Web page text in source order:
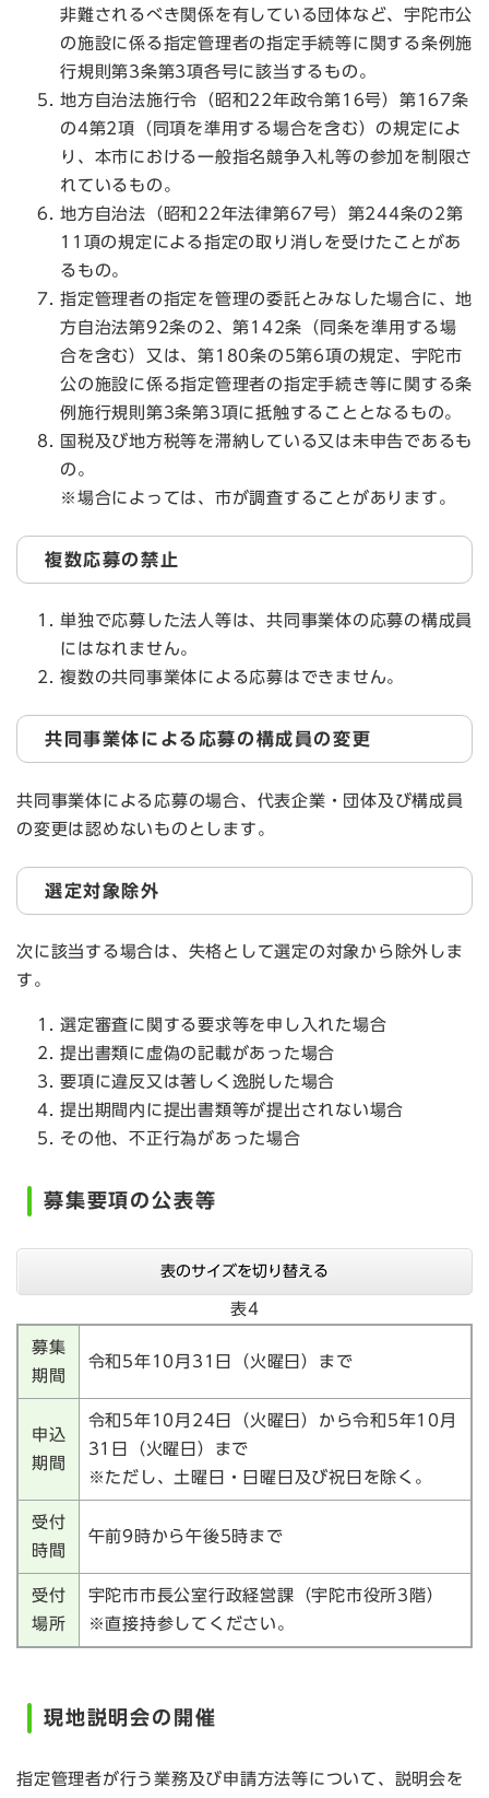
非難されるべき関係を有している団体など、宇陀市公
の施設に係る指定管理者の指定手続等に関する条例施
行規則第3条第3項各号に該当するもの。
地方自治法施行令（昭和22年政令第16号）第167条
の4第2項（同項を準用する場合を含む）の規定によ
り、本市における一般指名競争入札等の参加を制限さ
れているもの。
地方自治法（昭和22年法律第67号）第244条の2第
11項の規定による指定の取り消しを受けたことがあ
るもの。
指定管理者の指定を管理の委託とみなした場合に、地
方自治法第92条の2、第142条（同条を準用する場
合を含む）又は、第180条の5第6項の規定、宇陀市
公の施設に係る指定管理者の指定手続き等に関する条
例施行規則第3条第3項に抵触することとなるもの。
国税及び地方税等を滞納している又は未申告であるも
の。
※場合によっては、市が調査することがあります。
複数応募の禁止
単独で応募した法人等は、共同事業体の応募の構成員
にはなれません。
複数の共同事業体による応募はできません。
共同事業体による応募の構成員の変更
共同事業体による応募の場合、代表企業・団体及び構成員
の変更は認めないものとします。
選定対象除外
次に該当する場合は、失格として選定の対象から除外しま
す。
選定審査に関する要求等を申し入れた場合
提出書類に虚偽の記載があった場合
要項に違反又は著しく逸脱した場合
提出期間内に提出書類等が提出されない場合
その他、不正行為があった場合
募集要項の公表等
表のサイズを切り替える
表4
募集
期間
令和5年10月31日（火曜日）まで
申込
期間
令和5年10月24日（火曜日）から令和5年10月
31日（火曜日）まで
※ただし、土曜日・日曜日及び祝日を除く。
受付
時間
午前9時から午後5時まで
受付
場所
宇陀市市長公室行政経営課（宇陀市役所3階）
※直接持参してください。
現地説明会の開催
指定管理者が行う業務及び申請方法等について、説明会を